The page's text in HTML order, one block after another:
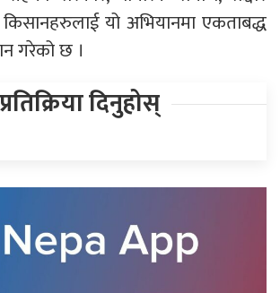
यो अभियानमा एकताबद्ध
गरेको छ ।
प्रतिक्रिया दिनुहोस्